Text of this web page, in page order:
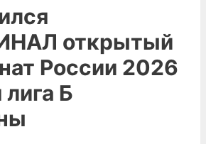
открытый
России 2026
Б